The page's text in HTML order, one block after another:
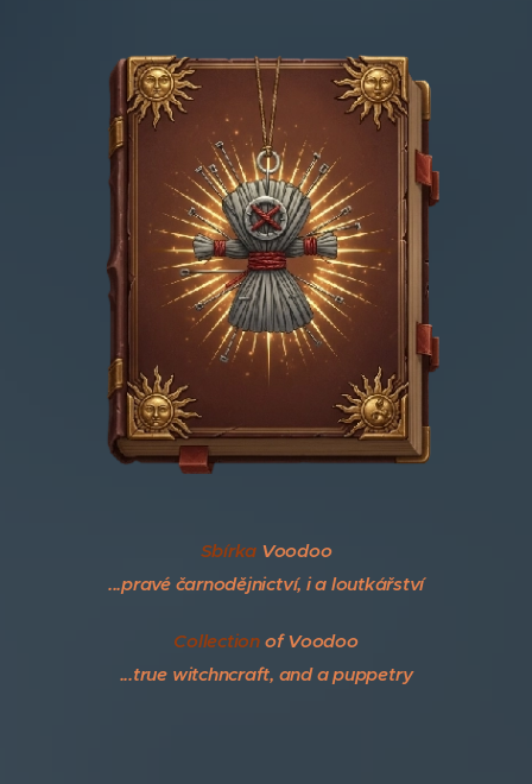
Sbírka Voodoo
...pravé čarnodějnictví, i a loutkářství
Collection of Voodoo
...true witchncraft, and a puppetry